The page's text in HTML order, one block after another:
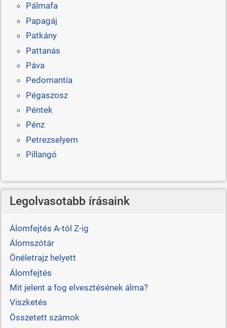
Pálmafa
Papagáj
Patkány
Pattanás
Páva
Pedomantia
Pégaszosz
Péntek
Pénz
Petrezselyem
Pillangó
Legolvasotabb írásaink
Álomfejtés A-tól Z-ig
Álomszótár
Önéletrajz helyett
Álomfejtés
Mit jelent a fog elvesztésének álma?
Viszketés
Összetett számok